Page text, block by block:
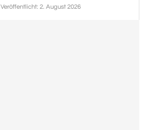
Veröffentlicht: 2. August 2026